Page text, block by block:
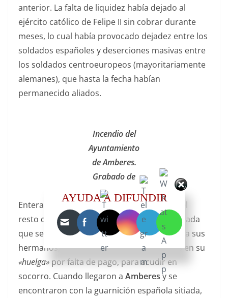
anterior. La falta de liquidez había dejado al
ejército católico de Felipe II sin cobrar durante
meses, lo cual había provocado dejadez entre los
soldados españoles y deserciones masivas entre
los soldados centroeuropeos (mayoritariamente
alemanes), que hasta la fecha habían
permanecido aliados.
Incendio del
Ayuntamiento
de Amberes.
Grabado de
la época
Enterados los destacamentos españoles del
resto de ciudades deFlandes, de la emboscada
que se estaba fraguando en Amberes contra sus
hermanos, decidieron hacer un paréntesis en su
«huelga» por falta de pago, para acudir en
socorro. Cuando llegaron a Amberesy se
encontraron con la guarnición española sitiada,
AYUDA A DIFUNDIR